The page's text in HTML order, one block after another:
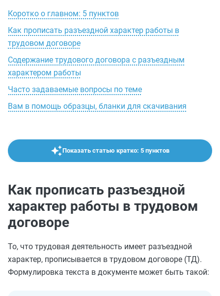
Коротко о главном: 5 пунктов
Как прописать разъездной характер работы в
трудовом договоре
Содержание трудового договора с разъездным
характером работы
Часто задаваемые вопросы по теме
Вам в помощь образцы, бланки для скачивания
Показать статью кратко: 5 пунктов
Как прописать разъездной
характер работы в трудовом
договоре
То, что трудовая деятельность имеет разъездной
характер, прописывается в трудовом договоре (ТД).
Формулировка текста в документе может быть такой: